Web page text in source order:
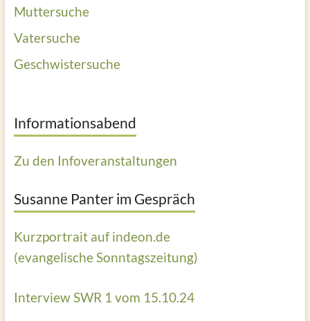
Muttersuche
Vatersuche
Geschwistersuche
Informationsabend
Zu den Infoveranstaltungen
Susanne Panter im Gespräch
Kurzportrait auf indeon.de
(evangelische Sonntagszeitung)
Interview SWR 1 vom 15.10.24